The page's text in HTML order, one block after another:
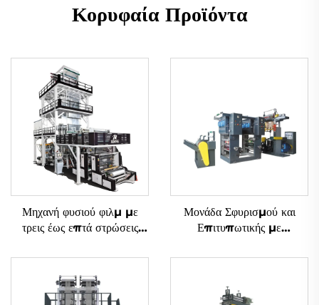
Κορυφαία Προϊόντα
Μηχανή φυσιού φιλμ με
τρεις έως επτά στρώσεις
Μονάδα Σφυρισμού και
Επιτυπωτικής με